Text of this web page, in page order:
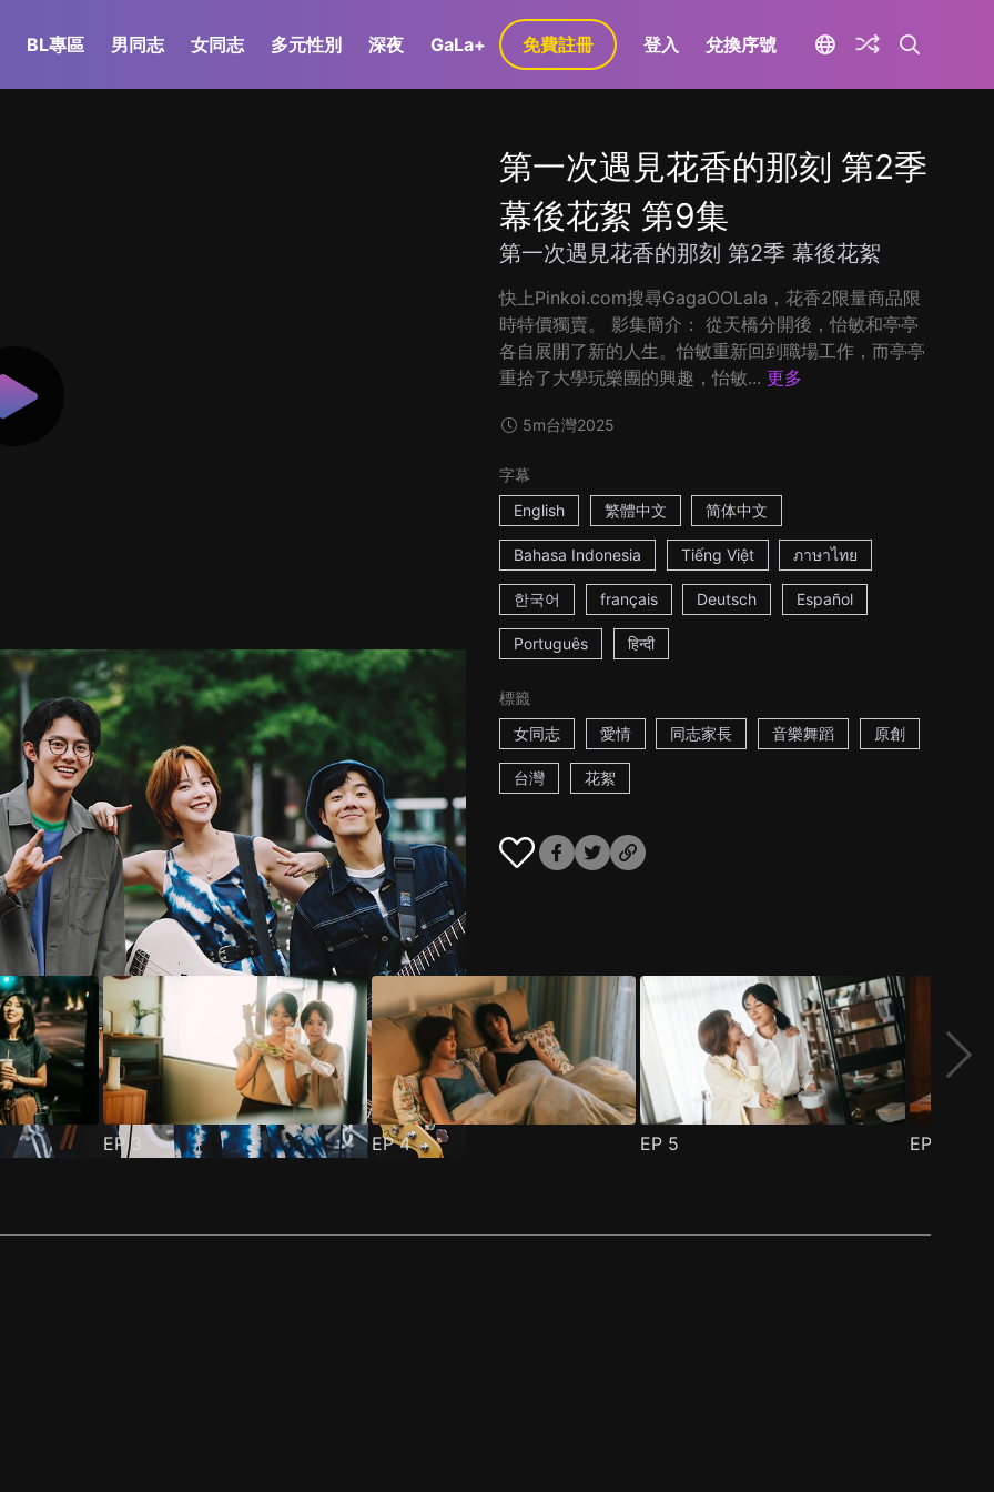
BL專區 男同志 女同志 多元性別 深夜 GaLa+ 免費註冊 登入 兌換序號
第一次遇見花香的那刻 第2季
幕後花絮 第9集
第一次遇見花香的那刻 第2季 幕後花絮
快上Pinkoi.com搜尋GagaOOLala，花香2限量商品限
時特價獨賣。 影集簡介： 從天橋分開後，怡敏和亭亭
各自展開了新的人生。怡敏重新回到職場工作，而亭亭
重拾了大學玩樂團的興趣，怡敏... 更多
5m台灣2025
字幕
English
繁體中文 简体中文
Bahasa Indonesia Tiếng Việt ภาษาไทย
한국어 français Deutsch Español
Português हिन्दी
標籤
女同志
愛情 同志家長 音樂舞蹈 原創
台灣 花絮
EP3 EP4 EP 5 EP